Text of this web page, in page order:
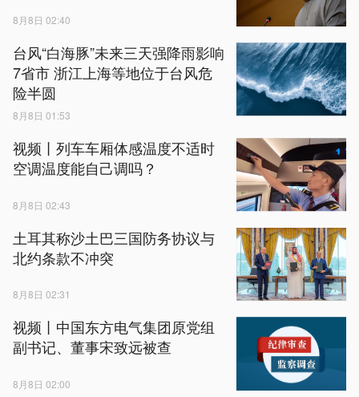
8月8日 02:40
台风“白海豚”未来三天强降雨影响
7省市 浙江上海等地位于台风危
险半圆
8月8日 01:53
视频丨列车车厢体感温度不适时
空调温度能自己调吗？
8月8日 02:43
土耳其称沙土巴三国防务协议与
北约条款不冲突
8月8日 02:31
视频丨中国东方电气集团原党组
副书记、董事宋致远被查
8月8日 02:00